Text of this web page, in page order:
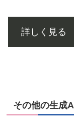
詳しく見る
その他の生成